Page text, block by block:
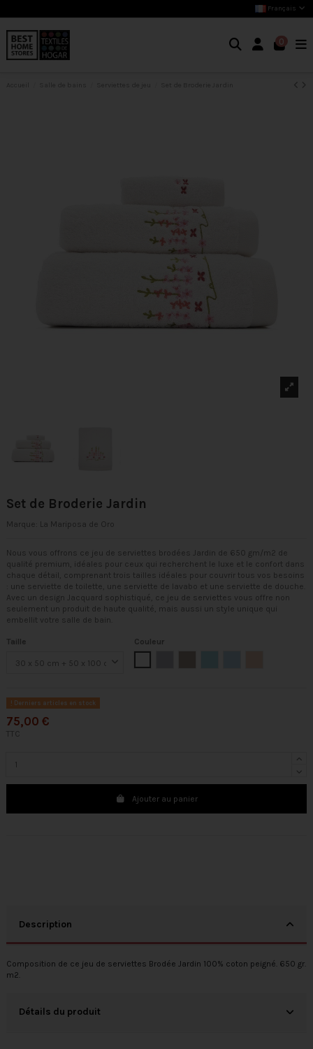
Français
0
Set de Broderie Jardin
Marque: La Mariposa de Oro
Nous vous offrons ce jeu de serviettes brodées Jardin de 650 gm/m2 de
qualité premium, idéales pour ceux qui recherchent le luxe et le confort dans
chaque détail, comprenant trois tailles idéales pour couvrir tous vos besoins
: une serviette de toilette, une serviette de lavabo et une serviette de douche.
Avec un design Jacquard sophistiqué, ce jeu de serviettes vous offre non
seulement un produit de haute qualité, mais aussi un style unique qui
embellit votre salle de bain.
Taille
Couleur
Derniers articles en stock
75,00 €
TTC
Ajouter au panier
Description
Composition de ce jeu de serviettes Brodée Jardin 100% coton peigné. 650 gr.
m2.
Détails du produit